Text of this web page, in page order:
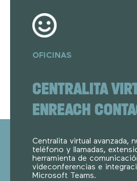
OFICINAS
CENTRALITA
ENREACH
Centralita virtual avanzada,
teléfono y llamadas,
herramienta de
videconferencias e
Microsoft Teams.